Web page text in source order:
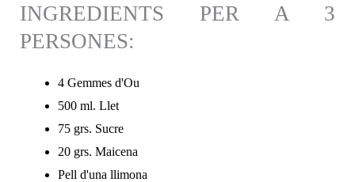
INGREDIENTS PER A 3
PERSONES:
4 Gemmes d'Ou
500 ml. Llet
75 grs. Sucre
20 grs. Maicena
Pell d'una llimona